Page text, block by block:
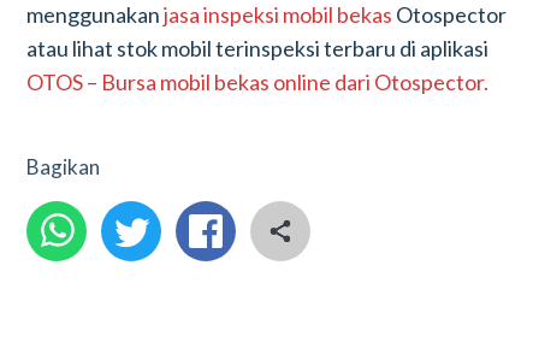
menggunakanjasa inspeksi mobil bekas Otospector
atau lihat stok mobil terinspeksi terbaru di aplikasi
OTOS – Bursa mobil bekas online dari Otospector.
Bagikan